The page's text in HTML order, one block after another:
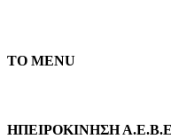
TO MENU
ΗΠΕΙΡΟΚΙΝΗΣΗ Α.Ε.Β.Ε.